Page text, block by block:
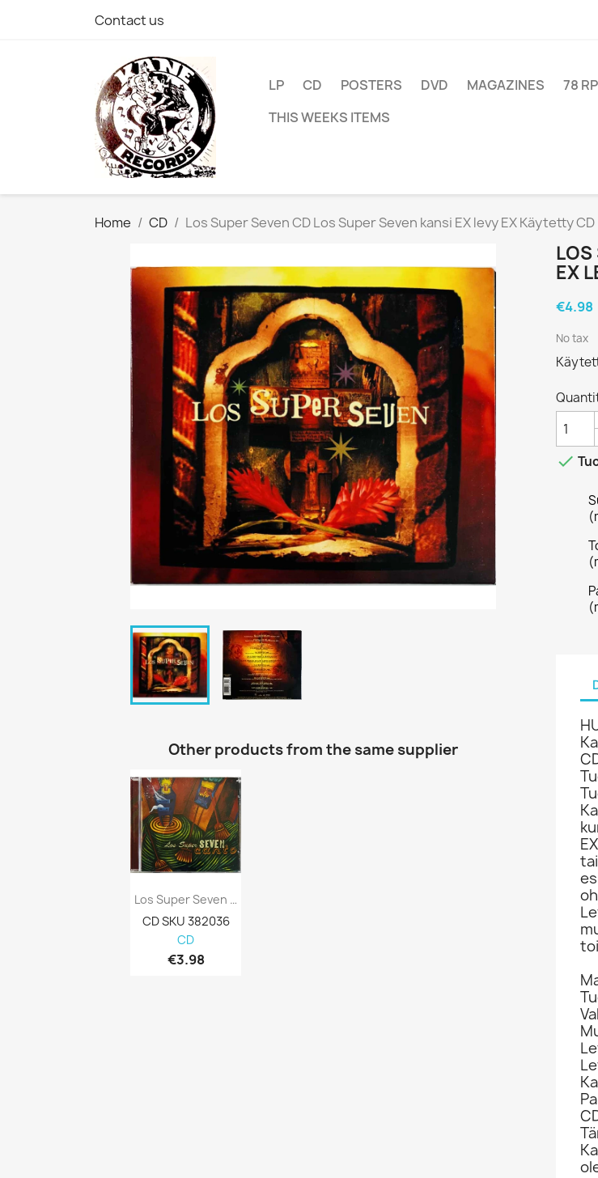
Contact us
LP CD POSTERS DVD MAGAZINES 78
THIS WEEKS ITEMS
Home CD Los Super Seven CD Los Super Seven kansi EX levy EX Käytetty CD
Other products from the same supplier
Los Super Seven Käytetty CD Canto Kansi...
CD SKU 382036
CD
€3.98
LOS
EX
€4.98
No tax
